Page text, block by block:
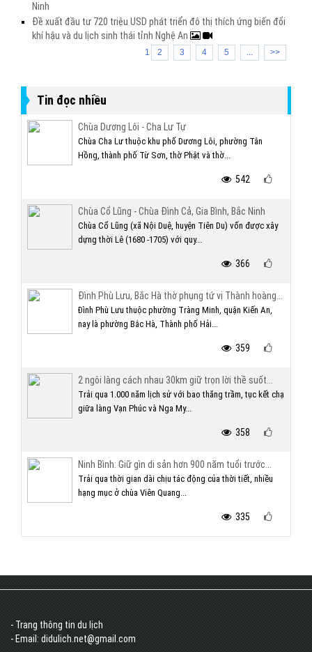
Ninh
Đề xuất đầu tư 720 triệu USD phát triển đô thị thích ứng biến đổi
khí hậu và du lịch sinh thái tỉnh Nghệ An
1 2 3 4 5 ... >>
Tin đọc nhiều
Chùa Dương Lôi - Cha Lư Tự
Chùa Cha Lư thuộc khu phố Dương Lôi, phường Tân
Hồng, thành phố Từ Sơn, thờ Phật và thờ...
542
Chùa Cổ Lũng - Chùa Đình Cả, Gia Bình, Bắc Ninh
Chùa Cổ Lũng (xã Nội Duệ, huyện Tiên Du) vốn được xây
dựng thời Lê (1680 -1705) với quy...
366
Đình Phù Lưu, Bắc Hà thờ phụng tứ vị Thành hoàng...
Đình Phù Lưu thuộc phường Tràng Minh, quận Kiến An,
nay là phường Bắc Hà, Thành phố Hải...
359
2 ngôi làng cách nhau 30km giữ trọn lời thề suốt...
Trải qua 1.000 năm lịch sử với bao thăng trầm, tục kết chạ
giữa làng Vạn Phúc và Nga My...
358
Ninh Bình: Giữ gìn di sản hơn 900 năm tuổi trước...
Trải qua thời gian dài chịu tác động của thời tiết, nhiều
hạng mục ở chùa Viên Quang...
335
- Trang thông tin du lịch
- Email: didulich.net@gmail.com